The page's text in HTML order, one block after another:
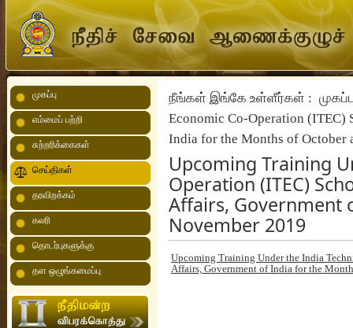
நீங்கள் இங்கே உள்ளீர்கள் :
Economic Co-Operation (ITEC)
India for the Months of October
Upcoming Training
Operation (ITEC)
Affairs, Government
November 2019
Upcoming Training Under the India
Affairs, Government of India for the
முகப்பு
எம்மைப் பற்றி
சுற்றரிக்கைகள்
செய்திகள்
தரவிறக்கம்
கலரி
தொடர்புகளுக்கு
தள ஒழுங்கமைப்பு